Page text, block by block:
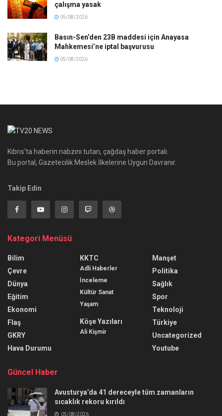
çalışma yasak
05/08/2026
Basın-Sen’den 23B maddesi için Anayasa
Mahkemesi’ne iptal başvurusu
05/08/2026
Kıbrıs'ta haberin nabzını tutan, çağdaş haber portalı.
Bu portal, Gazetecilik Meslek İlkelerine Uygun Davranır.
Takip Edin
Kategori Menüsü
Bilim
Çevre
Dünya
Eğitim
Ekonomi
Flaş
GKRY
Hava Durumu
KKTC
Adli Haberler
İnceleme
Kültür Sanat
Yaşam
Köşe Yazıları
Ali Kişmir
Manşet
Politika
Sağlık
Spor
Teknoloji
Türkiye
Uncategorized
Youtube
Güncel Haber
Avusturya’da 41 dereceyle tüm zamanların
sıcaklık rekoru kırıldı
05/08/2026